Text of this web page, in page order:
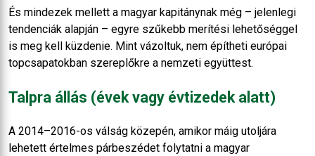
És mindezek mellett a magyar kapitánynak még – jelenlegi
tendenciák alapján – egyre szűkebb merítési lehetőséggel
is meg kell küzdenie. Mint vázoltuk, nem építheti európai
topcsapatokban szereplőkre a nemzeti együttest.
Talpra állás (évek vagy évtizedek alatt)
A 2014–2016-os válság közepén, amikor máig utoljára
lehetett értelmes párbeszédet folytatni a magyar